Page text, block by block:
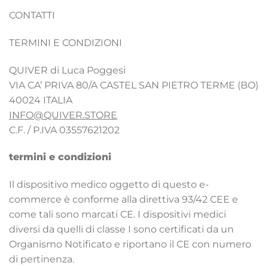
CONTATTI
TERMINI E CONDIZIONI
QUIVER di Luca Poggesi
VIA CA’ PRIVA 80/A CASTEL SAN PIETRO TERME (BO)
40024 ITALIA
INFO@QUIVER.STORE
C.F. / P.IVA 03557621202
termini e condizioni
Il dispositivo medico oggetto di questo e-
commerce è conforme alla direttiva 93/42 CEE e
come tali sono marcati CE. I dispositivi medici
diversi da quelli di classe I sono certificati da un
Organismo Notificato e riportano il CE con numero
di pertinenza.